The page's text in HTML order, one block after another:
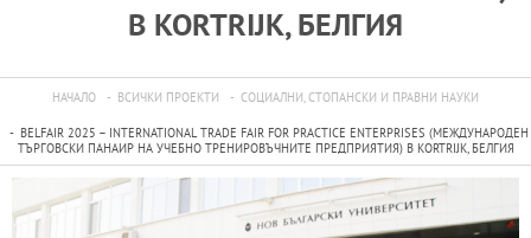
В KORTRIJK, БЕЛГИЯ
НАЧАЛО ВСИЧКИ ПРОЕКТИ СОЦИАЛНИ, СТОПАНСКИ И ПРАВНИ НАУКИ
BELFAIR 2025 – INTERNATIONAL TRADE FAIR FOR PRACTICE ENTERPRISES (МЕЖДУНАРОДЕН
ТЪРГОВСКИ ПАНАИР НА УЧЕБНО ТРЕНИРОВЪЧНИТЕ ПРЕДПРИЯТИЯ) В KORTRIJK, БЕЛГИЯ